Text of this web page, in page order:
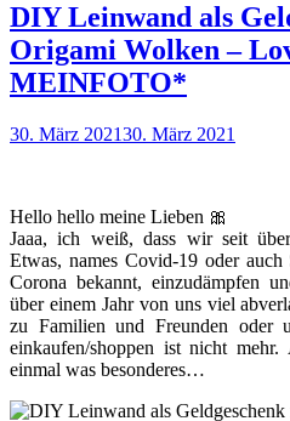
DIY Leinwand als
Origami Wolken –
MEINFOTO*
30. März 202130. März 2021
Hello hello meine Lieben 🎀
Jaaa, ich weiß, dass wir seit
Etwas, names Covid-19 oder
Corona bekannt, einzudämpfen
über einem Jahr von uns viel
zu Familien und Freunden oder
einkaufen/shoppen ist nicht
einmal was besonderes…